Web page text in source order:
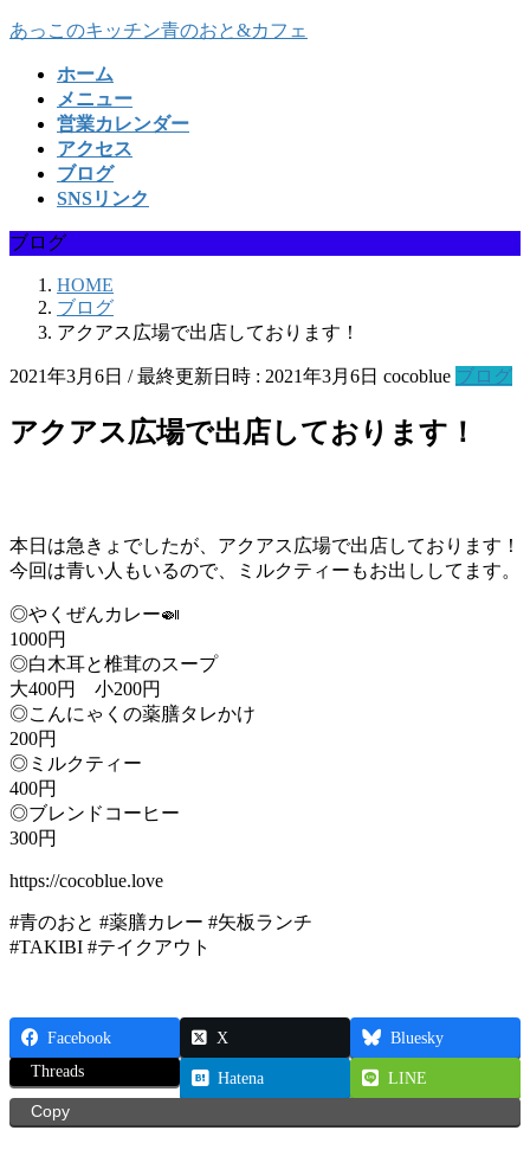
コ
ッ
プ
ナ
移
動
あっこのキッチン青のおと&カフェ
ホーム
メニュー
営業カレンダー
アクセス
ブログ
SNSリンク
ブログ
HOME
ブログ
アクアス広場で出店しております！
2021年3月6日 / 最終更新日時 : 2021年3月6日 cocoblue ブログ
アクアス広場で出店しております！
本日は急きょでしたが、アクアス広場で出店しております！
今回は青い人もいるので、ミルクティーもお出ししてます。
◎やくぜんカレー🍛
1000円
◎白木耳と椎茸のスープ
大400円 小200円
◎こんにゃくの薬膳タレかけ
200円
◎ミルクティー
400円
◎ブレンドコーヒー
300円
https://cocoblue.love
#青のおと #薬膳カレー #矢板ランチ
#TAKIBI #テイクアウト
Facebook X
Bluesky
Threads
Hatena
LINE
Copy